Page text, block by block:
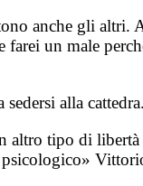
anche gli
un male
alla cattedra.
tipo di